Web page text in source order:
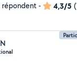
répondent- 4,3/5